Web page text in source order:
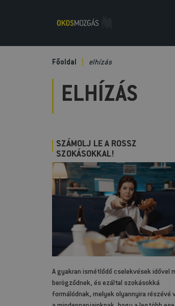
Főoldal elhízás
ELHÍZÁS
SZÁMOLJ LE A ROSSZ
SZOKÁSOKKAL!
A gyakran ismétlődő cselekvések idővel
berögződnek, és ezáltal szokásokká
formálódnak, melyek olyannyira részévé